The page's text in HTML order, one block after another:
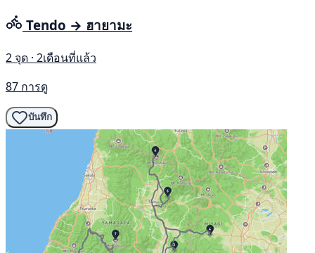
Tendo → ฮายามะ
2 จุด · 2เดือนที่แล้ว
87 การดู
บันทึก